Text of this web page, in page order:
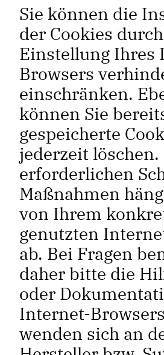
Sie können die
der Cookies
Einstellung Ihres
Browsers
einschränken.
können Sie
gespeicherte
jederzeit
erforderlichen
Maßnahmen
von Ihrem
genutzten
ab. Bei Fragen
daher bitte die
oder
Internet-
wenden sich an